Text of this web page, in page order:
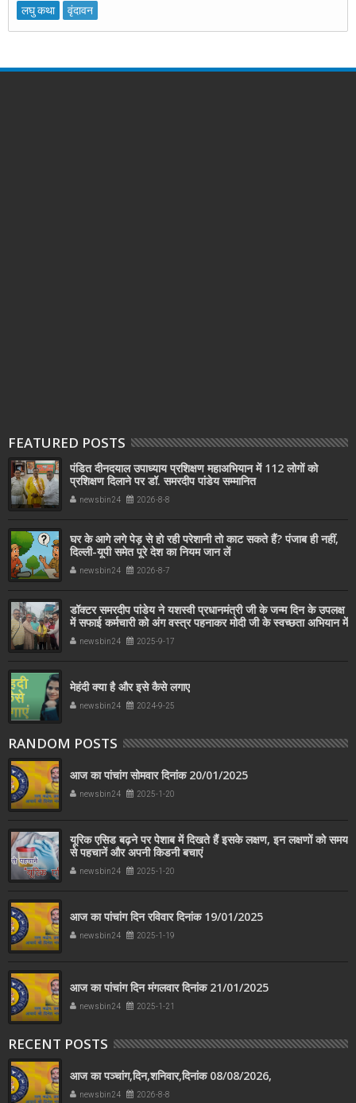
लघु कथा
वृंदावन
FEATURED POSTS
पंडित दीनदयाल उपाध्याय प्रशिक्षण महाअभियान में 112 लोगों को
प्रशिक्षण दिलाने पर डॉ. समरदीप पांडेय सम्मानित
newsbin24 2026-8-8
घर के आगे लगे पेड़ से हो रही परेशानी तो काट सकते हैं? पंजाब ही नहीं,
दिल्‍ली-यूपी समेत पूरे देश का नियम जान लें
newsbin24 2026-8-7
डॉक्टर समरदीप पांडेय ने यशस्वी प्रधानमंत्री जी के जन्म दिन के उपलक्ष
में सफाई कर्मचारी को अंग वस्त्र पहनाकर मोदी जी के स्वच्छता अभियान में
सहयोग किया
newsbin24 2025-9-17
मेहंदी क्या है और इसे कैसे लगाए
newsbin24 2024-9-25
RANDOM POSTS
आज का पांचांग सोमवार दिनांक 20/01/2025
newsbin24 2025-1-20
यूरिक एसिड बढ़ने पर पेशाब में दिखते हैं इसके लक्षण, इन लक्षणों को समय
से पहचानें और अपनी किडनी बचाएं
newsbin24 2025-1-20
आज का पांचांग दिन रविवार दिनांक 19/01/2025
newsbin24 2025-1-19
आज का पांचांग दिन मंगलवार दिनांक 21/01/2025
newsbin24 2025-1-21
RECENT POSTS
आज का पञ्चांग,दिन,शनिवार,दिनांक 08/08/2026,
newsbin24 2026-8-8